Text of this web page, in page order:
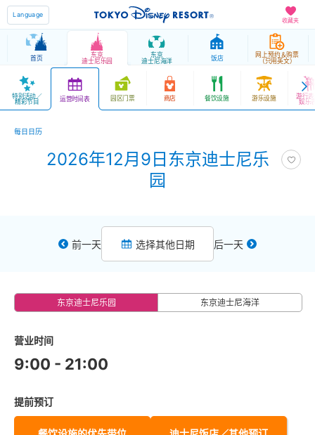
收藏夹
Language
首页 东京
迪士尼乐园
东京
迪士尼海洋 饭店 网上预约＆购票
（只用英文）
特别活动／
精彩节目 运营时间表 园区门票 商店 餐饮设施 游乐设施 游行
娱乐
每日日历
2026年12月9日东京迪士尼乐
园
前一天 选择其他日期 后一天
东京迪士尼乐园 东京迪士尼海洋
营业时间
9:00 - 21:00
提前预订